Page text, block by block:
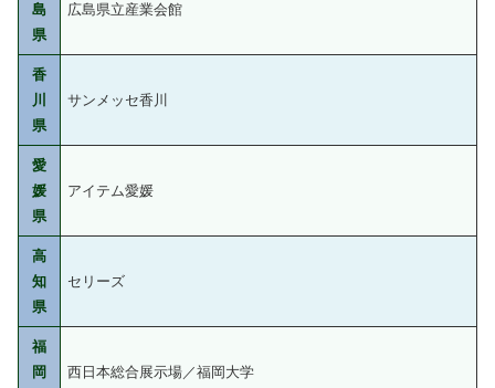
島
県
広島県立産業会館
香
川
県
サンメッセ香川
愛
媛
県
アイテム愛媛
高
知
県
セリーズ
福
岡
西日本総合展示場／福岡大学